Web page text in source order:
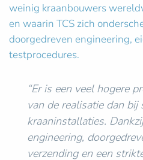
weinig kraanbouwers
en waarin TCS zich
doorgedreven engineering,
testprocedures.
“Er is een veel hogere
van de realisatie dan bij
kraaninstallaties.
engineering,
verzending en een